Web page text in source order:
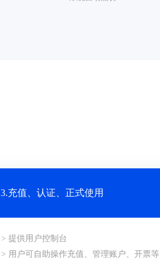
3.充值、认证、正式使用
> 提供用户控制台
> 用户可自助操作充值、管理账户、开票等